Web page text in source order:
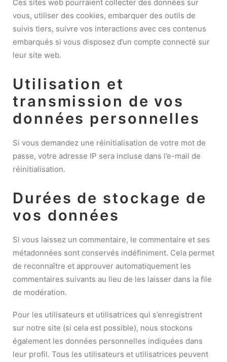
Ces sites web pourraient collecter des données sur
vous, utiliser des cookies, embarquer des outils de
suivis tiers, suivre vos interactions avec ces contenus
embarqués si vous disposez d’un compte connecté sur
leur site web.
Utilisation et
transmission de vos
données personnelles
Si vous demandez une réinitialisation de votre mot de
passe, votre adresse IP sera incluse dans l’e-mail de
réinitialisation.
Durées de stockage de
vos données
Si vous laissez un commentaire, le commentaire et ses
métadonnées sont conservés indéfiniment. Cela permet
de reconnaître et approuver automatiquement les
commentaires suivants au lieu de les laisser dans la file
de modération.
Pour les utilisateurs et utilisatrices qui s’enregistrent
sur notre site (si cela est possible), nous stockons
également les données personnelles indiquées dans
leur profil. Tous les utilisateurs et utilisatrices peuvent